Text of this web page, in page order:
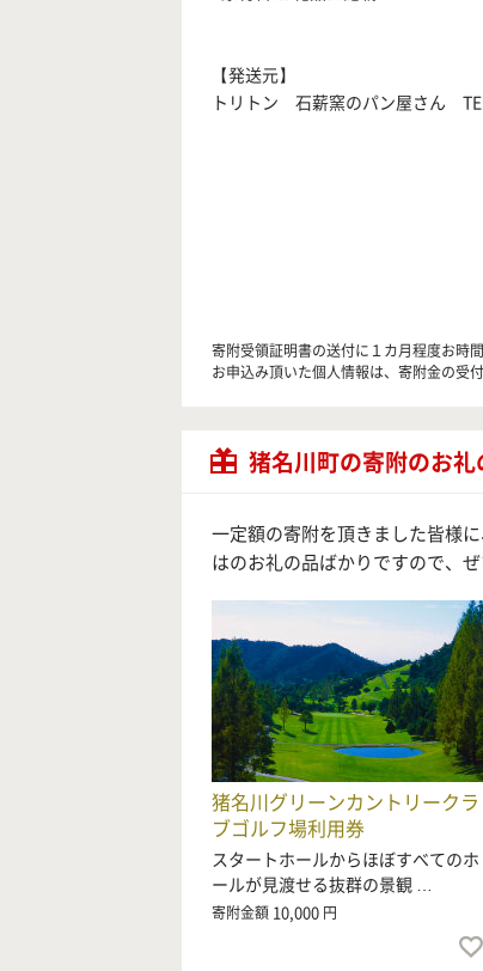
【発送元】
トリトン 石薪窯のパン屋さん
寄附受領証明書の送付に１カ月程度お時
お申込み頂いた個人情報は、寄附金の受
猪名川町の寄附のお礼
一定額の寄附を頂きました皆様
はのお礼の品ばかりですので、
猪名川グリーンカントリークラ
ブゴルフ場利用券
スタートホールからほぼすべてのホ
ールが見渡せる抜群の景観 …
寄附金額 10,000 円